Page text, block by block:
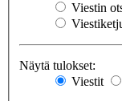
Viestin
Näytä tulokset:
Viestit